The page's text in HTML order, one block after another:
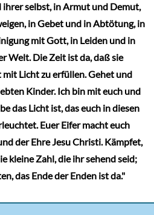
selbst, in Armut und Demut,
in Gebet und in Abtötung, in
mit Gott, in Leiden und in
Welt. Die Zeit ist da, daß sie
mit Licht zu erfüllen. Gehet und
Kinder. Ich bin mit euch und
das Licht ist, das euch in diesen
Euer Eifer macht euch
der Ehre Jesu Christi. Kämpfet,
kleine Zahl, die ihr sehend seid;
das Ende der Enden ist da."